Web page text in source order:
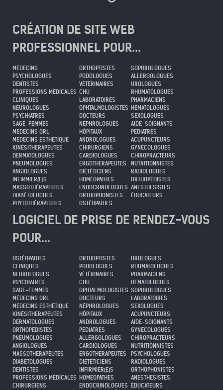
CRÉATION DE SITE WEB
PROFESSIONNEL POUR...
MÉDECINS
PSYCHOLOGUES
DENTISTES
PROFESSIONS MÉDICALES
CLINIQUES
NEUROLOGUES
PSYCHIATRES
SAGE-FEMMES
MÉDECINS ORL
MÉDECINS ESTHÉTIQUE
KINÉSITHERAPEUTES
DERMATOLOGUES
PNEUMOLOGUES
ANGIOLOGUES
INFIRMIER(E)S
MASSOTHÉRAPEUTES
DIABÉTOLOGUES
PHYTOTHÉRAPEUTES
ORTHOPTISTES
PODOLOGUES
VÉTÉRINAIRES
CHU
LABORATOIRES
OPHTALMOLOGISTES
DOCTEURS
NÉPHROLOGUES
HÔPITAUX
ANDROLOGUES
CHIRURGIENS
CARDIOLOGUES
ERGOTHERAPEUTES
DIÉTÉTICIENS
HOMÉOPATHES
ENDOCRINOLOGUES
ORTHOPHONISTES
OSTÉOPATHES
SOPHROLOGUES
ALLERGOLOGUES
UROLOGUES
RHUMATOLOGUES
PHARMACIENS
HEMATOLOGUES
SEXOLOGUES
AIDE-SOIGNANTS
PÉDIATRES
ACUPUNCTEURS
GYNÉCOLOGUES
CHIROPRACTEURS
NUTRITIONNISTES
RADIOLOGUES
ORTHOPÉDISTES
ANESTHESISTES
ÉDUCATEURS
...
LOGICIEL DE PRISE DE RENDEZ-VOUS
POUR...
OSTÉOPATHES
CLINIQUES
NEUROLOGUES
PSYCHIATRES
SAGE-FEMMES
MÉDECINS ORL
MÉDECINS ESTHÉTIQUE
KINÉSITHERAPEUTES
DERMATOLOGUES
ORTHOPÉDISTES
PNEUMOLOGUES
ANGIOLOGUES
MASSOTHÉRAPEUTES
DIABÉTOLOGUES
DENTISTES
PROFESSIONS MÉDICALES
CHIRURGIENS
ORTHOPTISTES
PODOLOGUES
VÉTÉRINAIRES
CHU
OPHTALMOLOGISTES
DOCTEURS
NÉPHROLOGUES
HÔPITAUX
ANDROLOGUES
PÉDIATRES
ALLERGOLOGUES
CARDIOLOGUES
ERGOTHERAPEUTES
DIÉTÉTICIENS
INFIRMIER(E)S
HOMÉOPATHES
ENDOCRINOLOGUES
UROLOGUES
RHUMATOLOGUES
PHARMACIENS
HEMATOLOGUES
SOPHROLOGUES
LABORATOIRES
SEXOLOGUES
ACUPUNCTEURS
AIDE-SOIGNANTS
GYNÉCOLOGUES
CHIROPRACTEURS
NUTRITIONNISTES
PSYCHOLOGUES
RADIOLOGUES
ORTHOPHONISTES
ANESTHESISTES
ÉDUCATEURS